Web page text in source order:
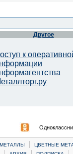
Другое
к
|
ЦВЕТНЫЕ